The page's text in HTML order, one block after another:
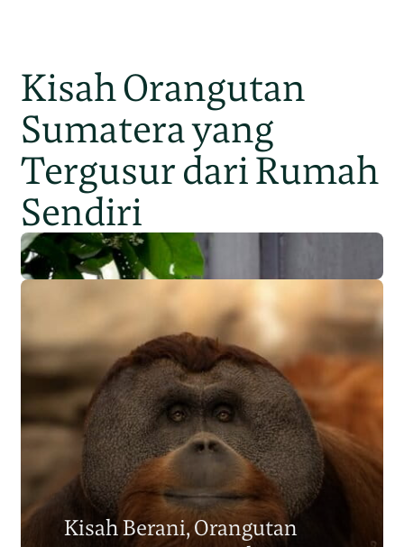
Kisah Orangutan
Sumatera yang
Tergusur dari Rumah
Sendiri
Populasi Orangutan
Sumatera Berkurang 2.700
Individu dalam Satu Dekade?
Kisah Berani, Orangutan